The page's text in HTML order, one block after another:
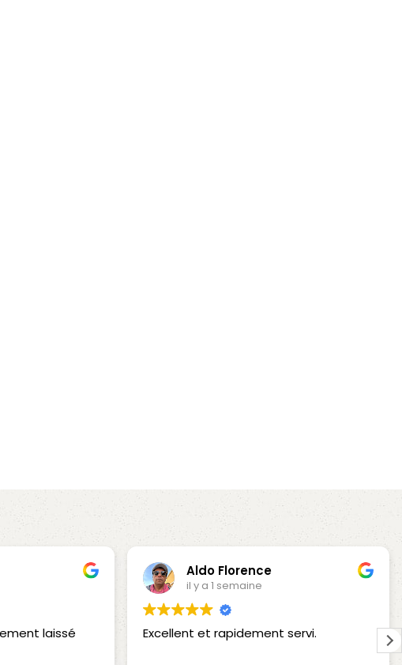
Aldo Florence
il y a 1 semaine
Excellent et rapidement servi.
Cet
une